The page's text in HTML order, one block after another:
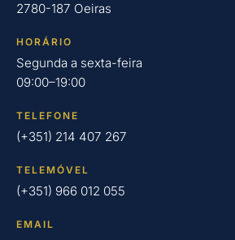
2780-187 Oeiras
HORÁRIO
Segunda a sexta-feira
09:00–19:00
TELEFONE
(+351) 214 407 267
TELEMÓVEL
(+351) 966 012 055
EMAIL